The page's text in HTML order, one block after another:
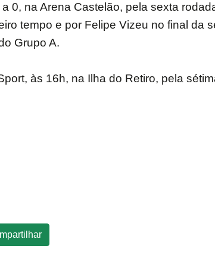
0, na Arena Castelão, pela sexta
tempo e por Felipe Vizeu no final da
Grupo A.
às 16h, na Ilha do Retiro, pela